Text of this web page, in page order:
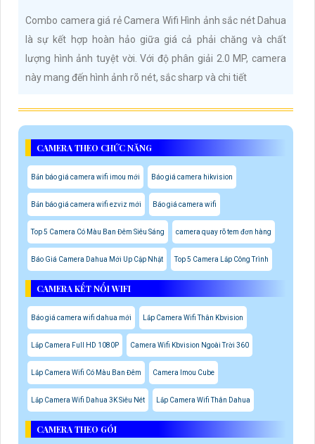
Combo camera giá rẻ Camera Wifi Hình ảnh sắc nét Dahua
là sự kết hợp hoàn hảo giữa giá cả phải chăng và chất
lượng hình ảnh tuyệt vời. Với độ phân giải 2.0 MP, camera
này mang đến hình ảnh rõ nét, sắc sharp và chi tiết
CAMERA THEO CHỨC NĂNG
Bản báo giá camera wifi imou mới Báo giá camera hikvision
Bản báo giá camera wifi ezviz mới Báo giá camera wifi
Top 5 Camera Có Màu Ban Đêm Siêu Sáng camera quay rõ tem đơn hàng
Báo Giá Camera Dahua Mới Up Cập Nhật Top 5 Camera Lắp Công Trình
CAMERA KẾT NỐI WIFI
Báo giá camera wifi dahua mới Lắp Camera Wifi Thân Kbvision
Lắp Camera Full HD 1080P Camera Wifi Kbvision Ngoài Trời 360
Lắp Camera Wifi Có Màu Ban Đêm Camera Imou Cube
Lắp Camera Wifi Dahua 3K Siêu Nét Lắp Camera Wifi Thân Dahua
CAMERA THEO GÓI